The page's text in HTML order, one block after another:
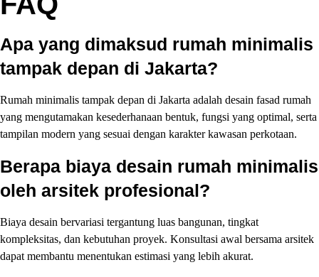
Apa yang dimaksud rumah minimalis
tampak depan di Jakarta?
Rumah minimalis tampak depan di Jakarta adalah desain fasad rumah
yang mengutamakan kesederhanaan bentuk, fungsi yang optimal, serta
tampilan modern yang sesuai dengan karakter kawasan perkotaan.
Berapa biaya desain rumah minimalis
oleh arsitek profesional?
Biaya desain bervariasi tergantung luas bangunan, tingkat
kompleksitas, dan kebutuhan proyek. Konsultasi awal bersama arsitek
dapat membantu menentukan estimasi yang lebih akurat.